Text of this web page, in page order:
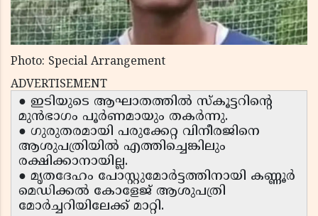
Photo: Special Arrangement
ADVERTISEMENT
● ഇടിയുടെ ആഘാതത്തിൽ സ്കൂട്ടറിൻ്റെ
മുൻഭാഗം പൂർണമായും തകർന്നു.
● ഗുരുതരമായി പരുക്കേറ്റ വിനീരജിനെ
ആശുപത്രിയിൽ എത്തിച്ചെങ്കിലും
രക്ഷിക്കാനായില്ല.
● മൃതദേഹം പോസ്റ്റുമോർട്ടത്തിനായി കണ്ണൂർ
മെഡിക്കൽ കോളേജ് ആശുപത്രി
മോർച്ചറിയിലേക്ക് മാറ്റി.